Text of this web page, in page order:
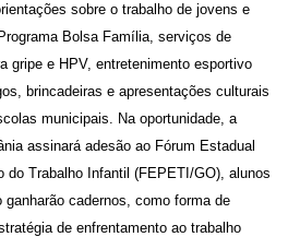
sobre o trabalho de jovens e
Bolsa Família, serviços de
gripe e HPV, entretenimento esportivo
brincadeiras e apresentações culturais
municipais. Na oportunidade, a
assinará adesão ao Fórum Estadual
do Trabalho Infantil (FEPETI/GO), alunos
cadernos, como forma de
de enfrentamento ao trabalho